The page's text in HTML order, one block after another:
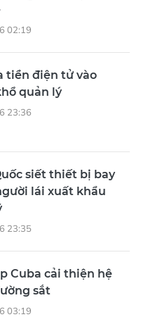
02:19
tiền điện tử vào
quản lý
23:36
siết thiết bị bay
lái xuất khẩu
23:35
Cuba cải thiện hệ
sắt
03:19